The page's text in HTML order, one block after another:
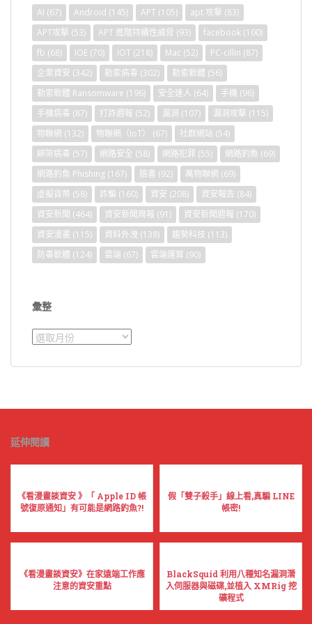
AI (67) Android (145) APT (105) apt 攻擊 (83)
APT攻擊 (53) APT 進階持續性威脅 (93) facebook (100)
fb (68) IOE (70) IOT (218) Mac (52) PC-cillin (87)
企業資安 (342) 勒索病毒 (302) 勒索軟體 (56)
勒索軟體 Ransomware (196) 安全達人 (64) 手機 (96)
手機病毒 (87) 打詐週報 (52) 漏洞 (107) 漏洞攻擊 (115)
物聯網 (132) 物聯網（IoT） (67) 社群網站 (54)
綁架病毒 (57) 網路安全 (58) 網路犯罪 (55) 網路釣魚 (69)
網路釣魚 Phishing (167) 臉書 (92) 萬物聯網 (69)
虛擬貨幣 (58) 詐騙 (160) 資安 (208) 資安報告 (84)
資安新聞 (464) 資安新聞周報 (91) 資安新聞週報 (170)
資安漫畫 (115) 資料外洩 (138) 趨勢科技 (113)
防毒軟體 (124) 雲端 (67) 雲端運算 (90)
彙整
彙
延伸閱讀
《看漫畫談資安 》「 Apple ID 帳
號復原通知」有可能是網路釣魚?!
假「雙子殺手」線上看,真騙 LINE
帳密!
《看漫畫談資安》在家遠端工作應
注意的資安重點
BlackSquid 利用八種知名漏洞潛
入伺服器與磁碟,並植入 XMRig 挖
礦程式